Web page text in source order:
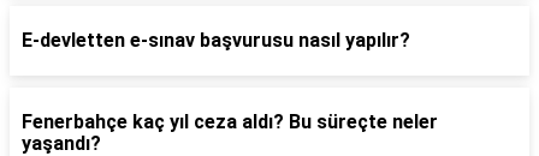
E-devletten e-sınav başvurusu nasıl yapılır?
Fenerbahçe kaç yıl ceza aldı? Bu süreçte neler
yaşandı?